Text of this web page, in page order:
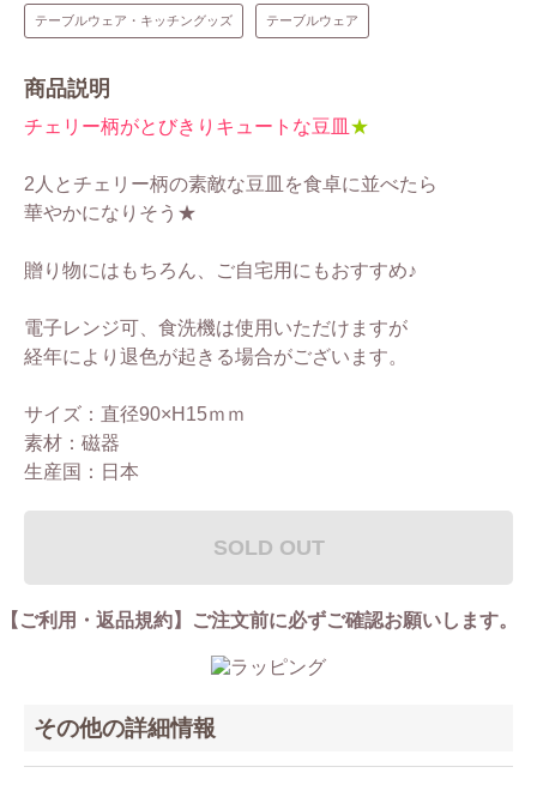
テーブルウェア・キッチングッズ テーブルウェア
商品説明
チェリー柄がとびきりキュートな豆皿 ★
2人とチェリー柄の素敵な豆皿を食卓に並べたら
華やかになりそう★
贈り物にはもちろん、ご自宅用にもおすすめ♪
電子レンジ可、食洗機は使用いただけますが
経年により退色が起きる場合がございます。
サイズ：直径90×H15ｍｍ
素材：磁器
生産国：日本
SOLD OUT
【ご利用・返品規約】ご注文前に必ずご確認お願いします。
その他の詳細情報